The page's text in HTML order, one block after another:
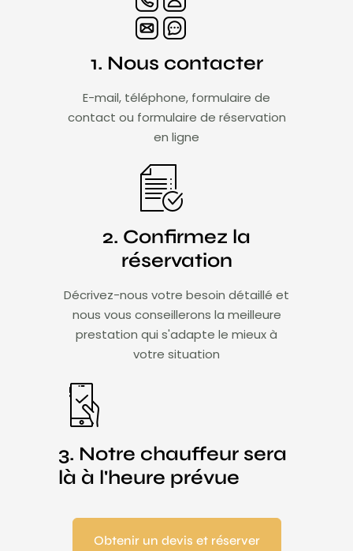
1. Nous contacter
E-mail, téléphone, formulaire de
contact ou formulaire de réservation
en ligne
2. Confirmez la
réservation
Décrivez-nous votre besoin détaillé et
nous vous conseillerons la meilleure
prestation qui s'adapte le mieux à
votre situation​
3. Notre chauffeur sera
là à l'heure prévue
Obtenir un devis et réserver